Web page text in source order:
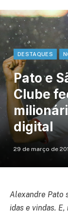
DESTAQUES
Pato e
Clube
digital
29 de março de
Alexandre Pato
idas e vindas.